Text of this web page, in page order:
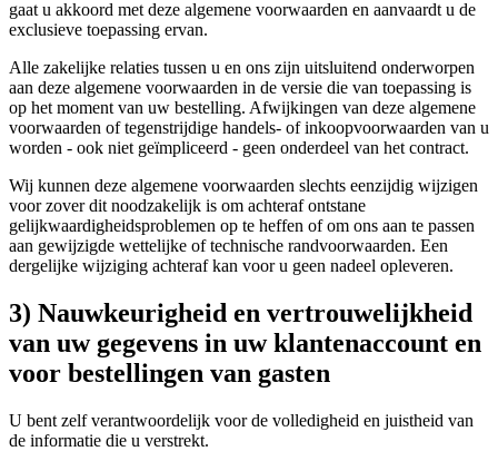
gaat u akkoord met deze algemene voorwaarden en aanvaardt u de
exclusieve toepassing ervan.
Alle zakelijke relaties tussen u en ons zijn uitsluitend onderworpen
aan deze algemene voorwaarden in de versie die van toepassing is
op het moment van uw bestelling. Afwijkingen van deze algemene
voorwaarden of tegenstrijdige handels- of inkoopvoorwaarden van u
worden - ook niet geïmpliceerd - geen onderdeel van het contract.
Wij kunnen deze algemene voorwaarden slechts eenzijdig wijzigen
voor zover dit noodzakelijk is om achteraf ontstane
gelijkwaardigheidsproblemen op te heffen of om ons aan te passen
aan gewijzigde wettelijke of technische randvoorwaarden. Een
dergelijke wijziging achteraf kan voor u geen nadeel opleveren.
3) Nauwkeurigheid en vertrouwelijkheid
van uw gegevens in uw klantenaccount en
voor bestellingen van gasten
U bent zelf verantwoordelijk voor de volledigheid en juistheid van
de informatie die u verstrekt.